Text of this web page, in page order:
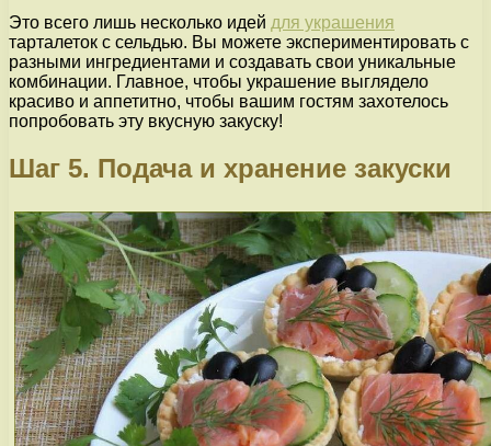
Это всего лишь несколько идей для украшения
тарталеток с сельдью. Вы можете экспериментировать с
разными ингредиентами и создавать свои уникальные
комбинации. Главное, чтобы украшение выглядело
красиво и аппетитно, чтобы вашим гостям захотелось
попробовать эту вкусную закуску!
Шаг 5. Подача и хранение закуски